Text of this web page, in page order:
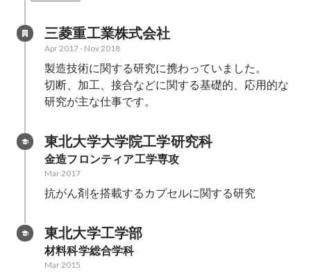
三菱重工業株式会社
Apr 2017- Nov 2018
製造技術に関する研究に携わっていました。
切断、加工、接合などに関する基礎的、応用的な
研究が主な仕事です。
東北大学大学院工学研究科
金造フロンティア工学専攻
Mar 2017
抗がん剤を搭載するカプセルに関する研究
東北大学工学部
材料科学総合学科
Mar 2015